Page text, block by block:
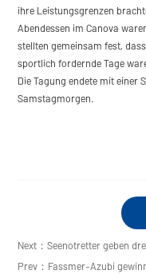
ihre Leistungsgrenzen
Abendessen im Canova
stellten gemeinsam fest,
sportlich fordernde Tage
Die Tagung endete mit einer
Samstagmorgen.
Prev：Fassmer-Azubi